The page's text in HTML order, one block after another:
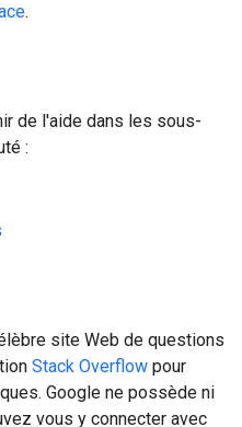
.
de l'aide dans les sous-
:
site Web de questions
Stack Overflow pour
Google ne possède ni
vous y connecter avec